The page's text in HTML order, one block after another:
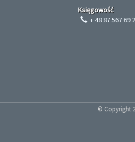
Księgowość
+ 48 87 567 69
© Copyright